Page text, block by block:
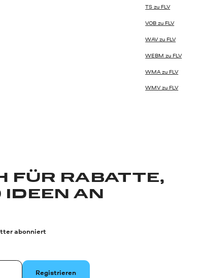
TS zu FLV
VOB zu FLV
WAV zu FLV
WEBM zu FLV
WMA zu FLV
WMV zu FLV
FÜR RABATTE,
AN
abonniert
Registrieren